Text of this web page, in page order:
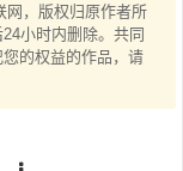
网，版权归原作者所
小时内删除。共同
的权益的作品，请